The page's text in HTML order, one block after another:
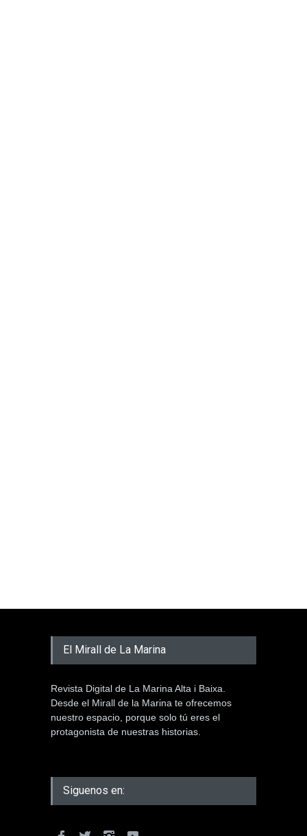
El Mirall de La Marina
Revista Digital de La Marina Alta i Baixa.
Desde el Mirall de la Marina te ofrecemos
nuestro espacio, porque solo tú eres el
protagonista de nuestras historias.
Siguenos en: